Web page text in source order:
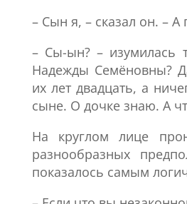
– Сын я, – сказал он. – А
– Сы-ын? – изумилась
Надежды Семёновны?
их лет двадцать, а
сыне. О дочке знаю. А
На круглом лице
разнообразных
показалось самым